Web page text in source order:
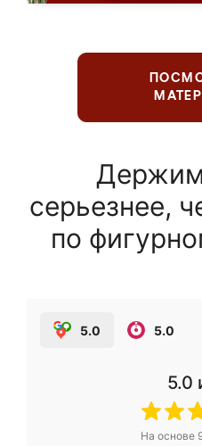
серьезнее,
по
5.0 5.0
5.0
На основе